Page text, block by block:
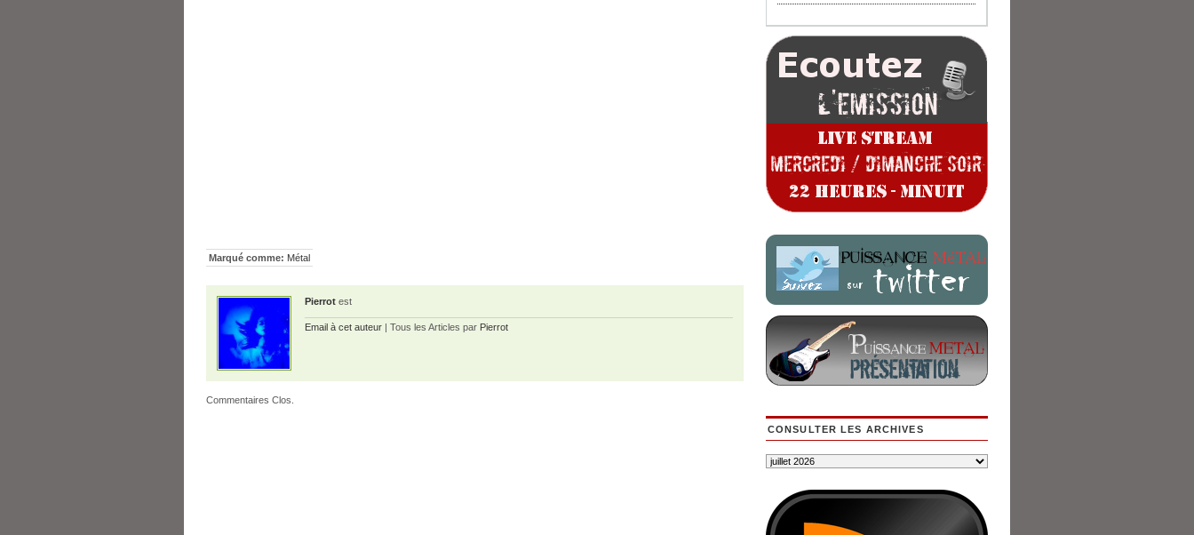
Marqué comme: Métal
Pierrot est
Email à cet auteur | Tous les Articles par Pierrot
Commentaires Clos.
CONSULTER LES ARCHIVES